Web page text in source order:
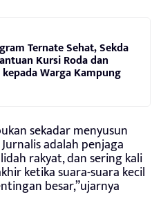
Ternate Sehat, Sekda
Kursi Roda dan
Warga Kampung
sekadar menyusun
adalah penjaga
rakyat, dan sering kali
ketika suara-suara kecil
besar,”ujarnya